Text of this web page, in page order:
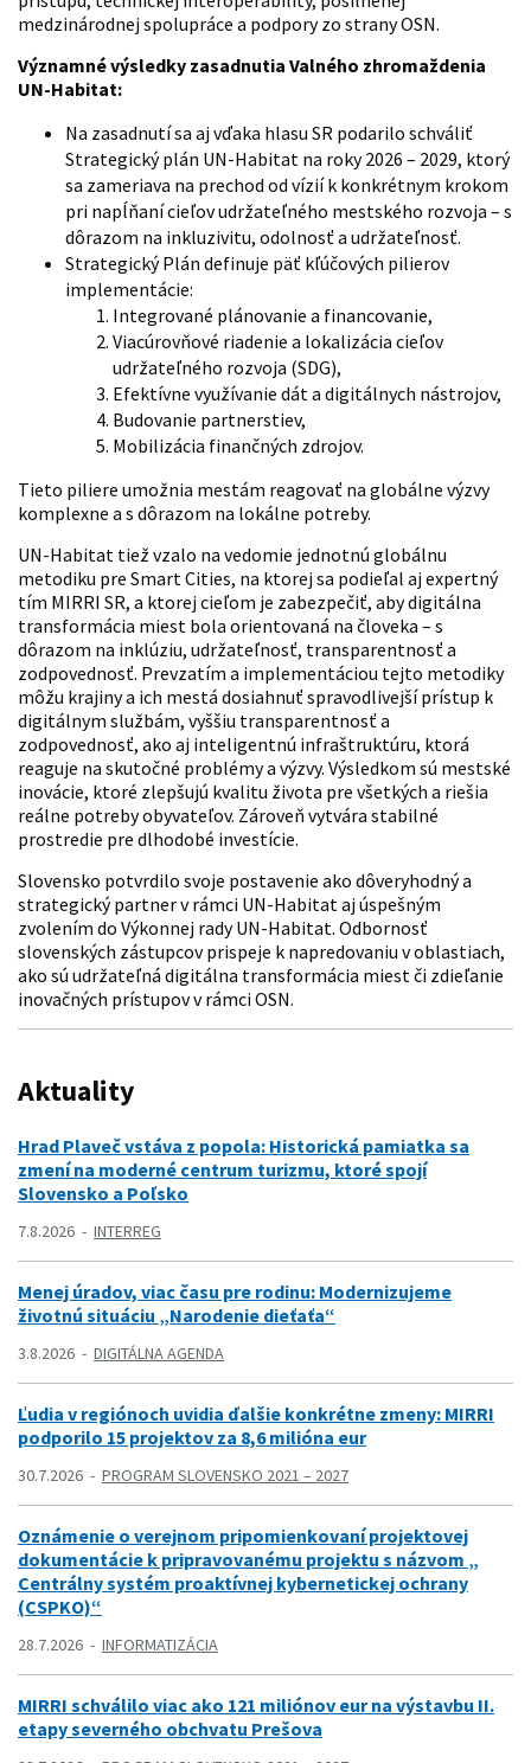
medzinárodnej spolupráce a podpory zo strany OSN.
Významné výsledky zasadnutia Valného zhromaždenia
UN-Habitat:
Na zasadnutí sa aj vďaka hlasu SR podarilo schváliť
Strategický plán UN-Habitat na roky 2026 – 2029, ktorý
sa zameriava na prechod od vízií k konkrétnym krokom
pri napĺňaní cieľov udržateľného mestského rozvoja – s
dôrazom na inkluzivitu, odolnosť a udržateľnosť.
Strategický Plán definuje päť kľúčových pilierov
implementácie:
Integrované plánovanie a financovanie,
Viacúrovňové riadenie a lokalizácia cieľov
udržateľného rozvoja (SDG),
Efektívne využívanie dát a digitálnych nástrojov,
Budovanie partnerstiev,
Mobilizácia finančných zdrojov.
Tieto piliere umožnia mestám reagovať na globálne výzvy
komplexne a s dôrazom na lokálne potreby.
UN-Habitat tiež vzalo na vedomie jednotnú globálnu
metodiku pre Smart Cities, na ktorej sa podieľal aj expertný
tím MIRRI SR, a ktorej cieľom je zabezpečiť, aby digitálna
transformácia miest bola orientovaná na človeka – s
dôrazom na inklúziu, udržateľnosť, transparentnosť a
zodpovednosť. Prevzatím a implementáciou tejto metodiky
môžu krajiny a ich mestá dosiahnuť spravodlivejší prístup k
digitálnym službám, vyššiu transparentnosť a
zodpovednosť, ako aj inteligentnú infraštruktúru, ktorá
reaguje na skutočné problémy a výzvy. Výsledkom sú mestské
inovácie, ktoré zlepšujú kvalitu života pre všetkých a riešia
reálne potreby obyvateľov. Zároveň vytvára stabilné
prostredie pre dlhodobé investície.
Slovensko potvrdilo svoje postavenie ako dôveryhodný a
strategický partner v rámci UN-Habitat aj úspešným
zvolením do Výkonnej rady UN-Habitat. Odbornosť
slovenských zástupcov prispeje k napredovaniu v oblastiach,
ako sú udržateľná digitálna transformácia miest či zdieľanie
inovačných prístupov v rámci OSN.
Aktuality
Hrad Plaveč vstáva z popola: Historická pamiatka sa
zmení na moderné centrum turizmu, ktoré spojí
Slovensko a Poľsko
7.8.2026 INTERREG
Menej úradov, viac času pre rodinu: Modernizujeme
životnú situáciu „Narodenie dieťaťa“
3.8.2026 DIGITÁLNA AGENDA
Ľudia v regiónoch uvidia ďalšie konkrétne zmeny: MIRRI
podporilo 15 projektov za 8,6 milióna eur
30.7.2026 PROGRAM SLOVENSKO 2021 – 2027
Oznámenie o verejnom pripomienkovaní projektovej
dokumentácie k pripravovanému projektu s názvom „
Centrálny systém proaktívnej kybernetickej ochrany
(CSPKO)“
28.7.2026 INFORMATIZÁCIA
MIRRI schválilo viac ako 121 miliónov eur na výstavbu II.
etapy severného obchvatu Prešova